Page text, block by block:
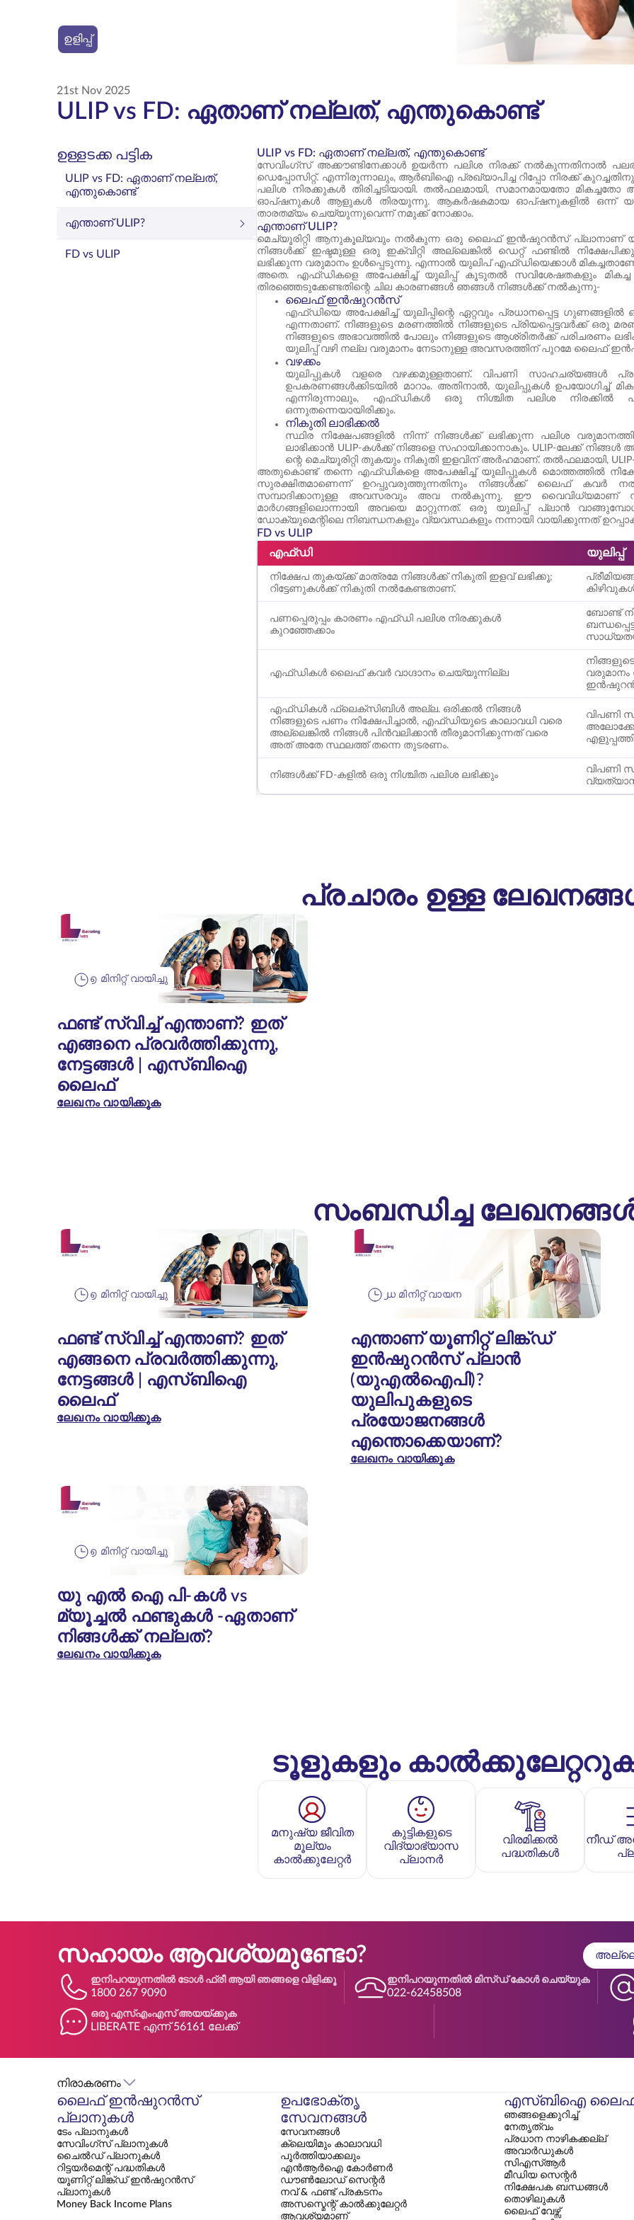
ഉളിപ്പ്
21st Nov 2025
ULIP vs FD: ഏതാണ് നല്ലത്, എന്തുകൊണ്ട്
ഉള്ളടക്ക പട്ടിക
ULIP vs FD: ഏതാണ് നല്ലത്,
എന്തുകൊണ്ട്
എന്താണ് ULIP?
FD vs ULIP
ULIP vs FD: ഏതാണ് നല്ലത്, എന്തുകൊണ്ട്
സേവിംഗ്സ് അക്കൗണ്ടിനേക്കാൾ ഉയർന്ന പലിശ നിരക്ക് നൽകുന്നതിനാൽ
ഡെപ്പോസിറ്റ്. എന്നിരുന്നാലും, ആർ‌ബി‌ഐ പ്രഖ്യാപിച്ച റിപ്പോ നിരക്ക്
പലിശ നിരക്കുകൾ തിരിച്ചടിയായി. തൽഫലമായി, സമാനമായതോ
ഓപ്ഷനുകൾ ആളുകൾ തിരയുന്നു. ആകർഷകമായ ഓപ്ഷനുകളിൽ ഒന്ന്
താരതമ്യം ചെയ്യുന്നുവെന്ന് നമുക്ക് നോക്കാം.
എന്താണ് ULIP?
മെച്യൂരിറ്റി ആനുകൂല്യവും നൽകുന്ന ഒരു ലൈഫ് ഇൻഷുറൻസ് പ്ലാനാണ്
നിങ്ങൾക്ക് ഇഷ്ടമുള്ള ഒരു ഇക്വിറ്റി അല്ലെങ്കിൽ ഡെറ്റ് ഫണ്ടിൽ
ലഭിക്കുന്ന വരുമാനം ഉൾപ്പെടുന്നു. എന്നാൽ യുലിപ് എഫ്ഡിയെക്കാൾ
അതെ. എഫ്ഡികളെ അപേക്ഷിച്ച് യുലിപ്പ് കൂടുതൽ സവിശേഷതകളും
തിരഞ്ഞെടുക്കേണ്ടതിന്റെ ചില കാരണങ്ങൾ ഞങ്ങൾ നിങ്ങൾക്ക് നൽകുന്നു-
ലൈഫ് ഇൻഷുറൻസ്
എഫ്ഡിയെ അപേക്ഷിച്ച് യുലിപ്പിന്റെ ഏറ്റവും പ്രധാനപ്പെട്ട
എന്നതാണ്. നിങ്ങളുടെ മരണത്തിൽ നിങ്ങളുടെ പ്രിയപ്പെട്ടവർക്ക്
നിങ്ങളുടെ അഭാവത്തിൽ പോലും നിങ്ങളുടെ ആശ്രിതർക്ക് പരിചരണം
യുലിപ്പ് വഴി നല്ല വരുമാനം നേടാനുള്ള അവസരത്തിന് പുറമേ ലൈഫ്
വഴക്കം
യുലിപ്പുകൾ വളരെ വഴക്കമുള്ളതാണ്. വിപണി സാഹചര്യങ്ങൾ
ഉപകരണങ്ങൾക്കിടയിൽ മാറാം. അതിനാൽ, യുലിപ്പുകൾ ഉപയോഗിച്ച്
എന്നിരുന്നാലും, എഫ്ഡികൾ ഒരു നിശ്ചിത പലിശ നിരക്കിൽ
ഒന്നുതന്നെയായിരിക്കും.
നികുതി ലാഭിക്കൽ
സ്ഥിര നിക്ഷേപങ്ങളിൽ നിന്ന് നിങ്ങൾക്ക് ലഭിക്കുന്ന പലിശ
ലാഭിക്കാൻ ULIP-കൾക്ക് നിങ്ങളെ സഹായിക്കാനാകും. ULIP-ലേക്ക് നിങ്ങൾ
ന്റെ മെച്യൂരിറ്റി തുകയും നികുതി ഇളവിന് അർഹമാണ്. തൽഫലമായി,
അതുകൊണ്ട് തന്നെ എഫ്ഡികളെ അപേക്ഷിച്ച് യുലിപ്പുകൾ മൊത്തത്തിൽ
സുരക്ഷിതമാണെന്ന് ഉറപ്പുവരുത്തുന്നതിനും നിങ്ങൾക്ക് ലൈഫ് കവർ
സമ്പാദിക്കാനുള്ള അവസരവും അവ നൽകുന്നു. ഈ വൈവിധ്യമാണ്
മാർഗങ്ങളിലൊന്നായി അവയെ മാറ്റുന്നത്. ഒരു യുലിപ്പ് പ്ലാൻ
ഡോക്യുമെന്റിലെ നിബന്ധനകളും വ്യവസ്ഥകളും നന്നായി വായിക്കുന്നത്
FD vs ULIP
എഫ്ഡി
യുലിപ്പ്
നിക്ഷേപ തുകയ്ക്ക് മാത്രമേ നിങ്ങൾക്ക് നികുതി ഇളവ് ലഭിക്കൂ;
റിട്ടേണുകൾക്ക് നികുതി നൽകേണ്ടതാണ്.
പണപ്പെരുപ്പം കാരണം എഫ്ഡി പലിശ നിരക്കുകൾ
കുറഞ്ഞേക്കാം
ബോണ്ട്
എഫ്ഡികൾ ലൈഫ് കവർ വാഗ്ദാനം ചെയ്യുന്നില്ല
എഫ്ഡികൾ ഫ്ലെക്സിബിൾ അല്ല. ഒരിക്കൽ നിങ്ങൾ
നിങ്ങളുടെ പണം നിക്ഷേപിച്ചാൽ, എഫ്ഡിയുടെ കാലാവധി വരെ
അല്ലെങ്കിൽ നിങ്ങൾ പിൻവലിക്കാൻ തീരുമാനിക്കുന്നത് വരെ
അത് അതേ സ്ഥലത്ത് തന്നെ തുടരണം.
വിപണി
നിങ്ങൾക്ക് FD-കളിൽ ഒരു നിശ്ചിത പലിശ ലഭിക്കും
വിപണി
പ്രചാരം ഉള്ള
൭ മിനിറ്റ് വായിച്ചു
ഫണ്ട് സ്വിച്ച് എന്താണ്? ഇത്
എങ്ങനെ പ്രവർത്തിക്കുന്നു,
നേട്ടങ്ങൾ | എസ്‌ബി‌ഐ
ലൈഫ്
ലേഖനം വായിക്കുക
സംബന്ധിച്ച
൭ മിനിറ്റ് വായിച്ചു
ഫണ്ട് സ്വിച്ച് എന്താണ്? ഇത്
എങ്ങനെ പ്രവർത്തിക്കുന്നു,
നേട്ടങ്ങൾ | എസ്‌ബി‌ഐ
ലൈഫ്
ലേഖനം വായിക്കുക
൰ മിനിറ്റ് വായന
എന്താണ് യൂണിറ്റ് ലിങ്ക്ഡ്
ഇൻഷുറൻസ് പ്ലാൻ
(യുഎൽഐപി)?
യുലിപുകളുടെ
പ്രയോജനങ്ങൾ
എന്തൊക്കെയാണ്?
ലേഖനം വായിക്കുക
൭ മിനിറ്റ് വായിച്ചു
യു എൽ ഐ പി-കൾ vs
മ്യൂച്ചൽ ഫണ്ടുകൾ -ഏതാണ്
നിങ്ങൾക്ക് നല്ലത്?
ലേഖനം വായിക്കുക
ടൂളുകളും
മനുഷ്യ ജീവിത
മൂല്യം
കാൽക്കുലേറ്റർ
കുട്ടികളുടെ
വിദ്യാഭ്യാസ
പ്ലാനർ
വിരമിക്കൽ
പദ്ധതികൾ
നീഡ്
സഹായം ആവശ്യമുണ്ടോ?
ഇനിപറയുന്നതിൽ ടോൾ ഫ്രീ ആയി ഞങ്ങളെ വിളിക്കൂ
1800 267 9090
ഇനിപറയുന്നതിൽ മിസ്ഡ് കോൾ ചെയ്യുക
022-62458508
ഒരു എസ്എംഎസ് അയയ്ക്കുക
LIBERATE എന്ന് 56161 ലേക്ക്
നിരാകരണം
ലൈഫ് ഇൻഷുറൻസ്
പ്ലാനുകൾ
ടേം പ്ലാനുകൾ
സേവിംഗ്സ് പ്ലാനുകൾ
ചൈൽഡ് പ്ലാനുകൾ
റിട്ടയർമെന്റ് പദ്ധതികൾ
യൂണിറ്റ് ലിങ്ക്ഡ് ഇൻഷുറൻസ്
പ്ലാനുകൾ
Money Back Income Plans
ഉപഭോക്തൃ
സേവനങ്ങൾ
സേവനങ്ങള്‍
ക്ലെയിമും കാലാവധി
പൂർത്തിയാക്കലും
എൻആർഐ കോർണർ
ഡൗൺലോഡ് സെന്റർ
നവ് & ഫണ്ട് പ്രകടനം
അസസ്മെന്റ് കാൽക്കുലേറ്റർ
ആവശ്യമാണ്
എസ്‌ബിഐ
ഞങ്ങളെക്കുറിച്ച്
നേതൃത്വം
പ്രധാന നാഴികക്കല്ല്
അവാർഡുകൾ
സി‌എസ്‌ആർ
മീഡിയ സെന്റർ
നിക്ഷേപക ബന്ധങ്ങൾ
തൊഴിലുകൾ
ലൈഫ് വേഴ്സ്